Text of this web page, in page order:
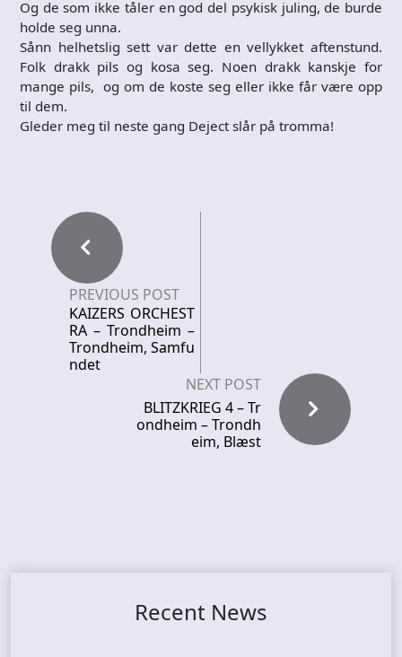
Og de som ikke tåler en god del psykisk juling, de burde
holde seg unna.
Sånn helhetslig sett var dette en vellykket aftenstund.
Folk drakk pils og kosa seg. Noen drakk kanskje for
mange pils, og om de koste seg eller ikke får være opp
til dem.
Gleder meg til neste gang Deject slår på tromma!
PREVIOUS POST
KAIZERS ORCHEST
RA – Trondheim –
Trondheim, Samfu
ndet
NEXT POST
BLITZKRIEG 4 – Tr
ondheim – Trondh
eim, Blæst
Recent News